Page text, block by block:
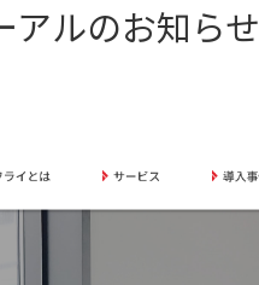
アルのお知らせ